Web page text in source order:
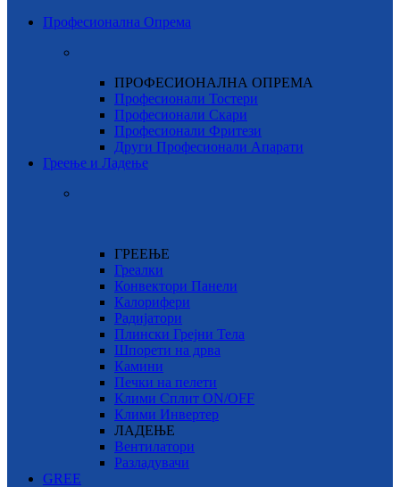
Професионална Опрема
ПРОФЕСИОНАЛНА ОПРЕМА
Професионали Тостери
Професионали Скари
Професионали Фритези
Други Професионали Апарати
Греење и Ладење
ГРЕЕЊЕ
Греалки
Конвектори Панели
Калорифери
Радијатори
Плински Грејни Тела
Шпорети на дрва
Камини
Печки на пелети
Клими Сплит ON/OFF
Клими Инвертер
ЛАДЕЊЕ
Вентилатори
Разладувачи
GREE